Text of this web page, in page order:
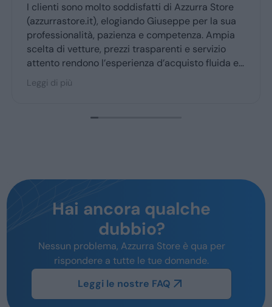
di Azzurra Store
Giuseppe per la sua
e competenza. Ampia
trasparenti e servizio
d’acquisto fluida e
parte degli utenti.
Ottima esperienza
Giuseppe mi ha
ritiro a quello della
Hai ancora qualche
dubbio?
Nessun problema, Azzurra Store è qua per
rispondere a tutte le tue domande.
Leggi le nostre FAQ